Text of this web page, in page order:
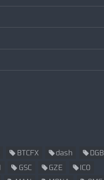
BTCFX dash DGB
GSC GZE ICO